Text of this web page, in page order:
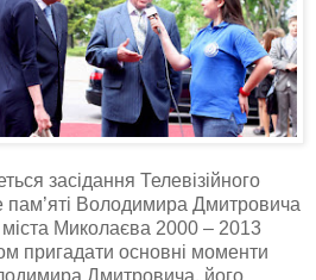
засідання Телевізійного
пам’яті Володимира Дмитровича
міста Миколаєва 2000 – 2013
пригадати основні моменти
Дмитровича, його